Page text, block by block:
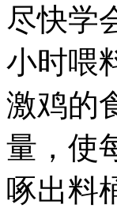
尽快学
小时喂
激鸡的
量，使
啄出料